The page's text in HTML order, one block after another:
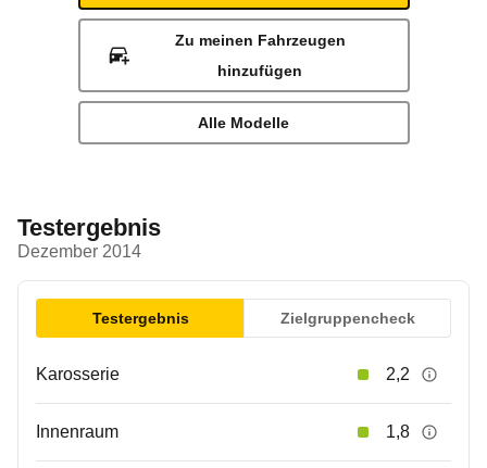
Zu meinen Fahrzeugen
hinzufügen
Alle Modelle
Testergebnis
Dezember 2014
Testergebnis Zielgruppencheck
Karosserie 2,2
Innenraum 1,8